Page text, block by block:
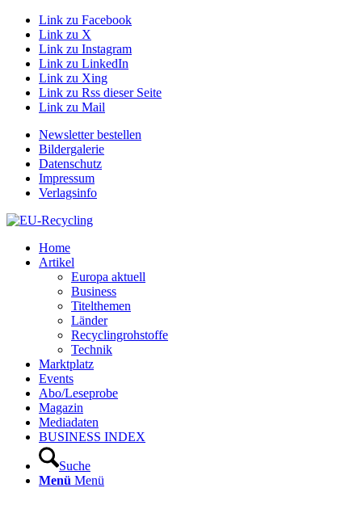
Link zu Facebook
Link zu X
Link zu Instagram
Link zu LinkedIn
Link zu Xing
Link zu Rss dieser Seite
Link zu Mail
Newsletter bestellen
Bildergalerie
Datenschutz
Impressum
Verlagsinfo
Home
Artikel
Europa aktuell
Business
Titelthemen
Länder
Recyclingrohstoffe
Technik
Marktplatz
Events
Abo/Leseprobe
Magazin
Mediadaten
BUSINESS INDEX
Suche
Menü Menü